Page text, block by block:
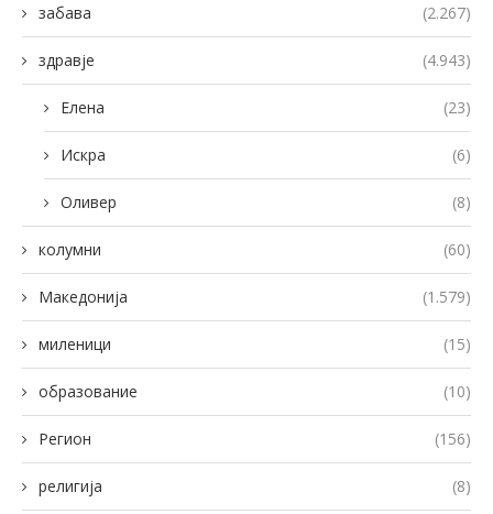
забава (2.267)
здравје (4.943)
Елена (23)
Искра (6)
Оливер (8)
колумни (60)
Македонија (1.579)
миленици (15)
образование (10)
Регион (156)
религија (8)